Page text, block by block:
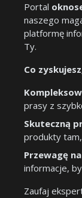
Portal
naszego
platformę
Ty.
Co
prasy z
Skuteczną
produkty
Przewagę
informacje,
Zaufaj